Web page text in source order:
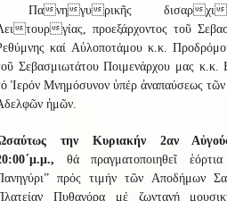
νηγυρικῆς δισαρχι
τουργίας, προεξάρχοντος τοῦ
καί Αὐλοποτάμου κ.κ.
Σεβασμιωτάτου Ποιμενάρχου μας κ.κ.
Ἱερόν Μνημόσυνον ὑπέρ ἀναπαύσεως
ἡμῶν.
την Κυριακήν 2αν
θά πραγματοποιηθεῖ
πρός τιμήν τῶν Αποδήμων
Πυθαγόρα μέ ζωντανή